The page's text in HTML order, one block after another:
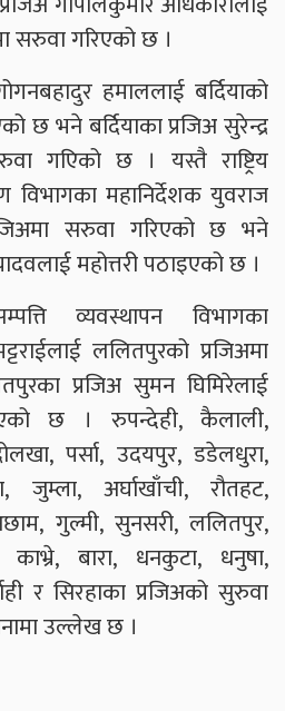
सरुवा गरिएको छ ।
हमाललाई बर्दियाको
छ भने बर्दियाका प्रजिअ सुरेन्द्र
गएिको छ । यस्तै राष्ट्रिय
विभागका महानिर्देशक युवराज
सरुवा गरिएको छ भने
महोत्तरी पठाइएको छ ।
व्यवस्थापन विभागका
ललितपुरको प्रजिअमा
प्रजिअ सुमन घिमिरेलाई
छ । रुपन्देही, कैलाली,
पर्सा, उदयपुर, डडेलधुरा,
जुम्ला, अर्घाखाँची, रौतहट,
गुल्मी, सुनसरी, ललितपुर,
बारा, धनकुटा, धनुषा,
र सिरहाका प्रजिअको सुरुवा
उल्लेख छ ।